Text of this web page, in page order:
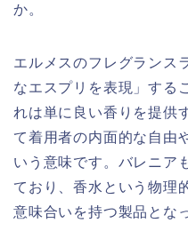
か。
エルメスのフレグランス
なエスプリを表現」する
れは単に良い香りを提供
て着用者の内面的な自由
いう意味です。バレニア
ており、香水という物理
意味合いを持つ製品とな